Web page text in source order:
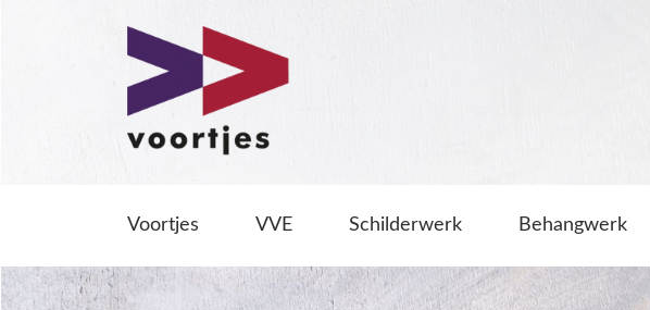
Voortjes VVE Schilderwerk Behangwerk